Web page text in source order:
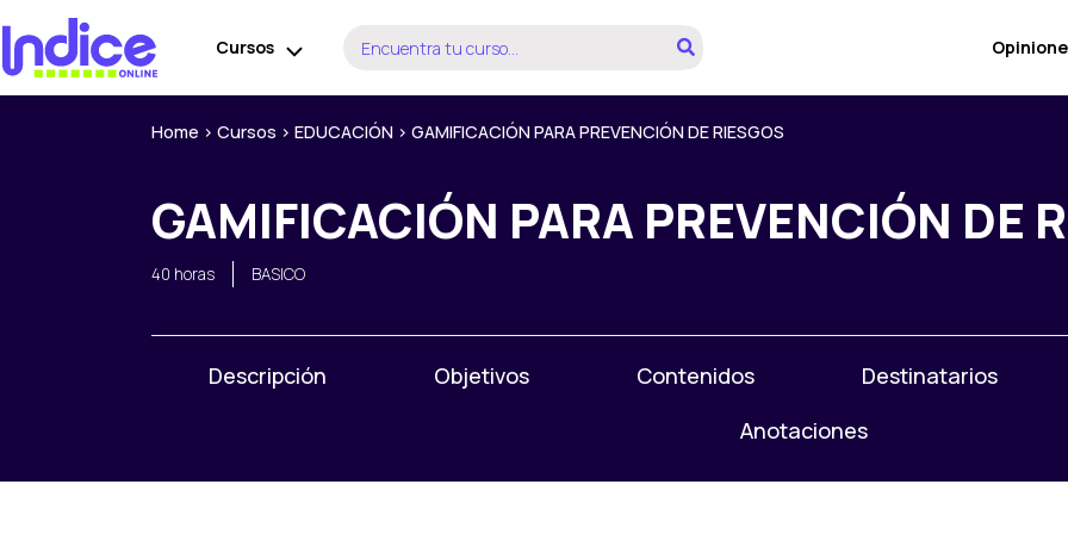
contenido
Cursos
Buscar
por:
Home > Cursos > EDUCACIÓN > GAMIFICACIÓN PARA PREVENCIÓN DE RIESGOS
GAMIFICACIÓN PARA PREVENCIÓN DE
40 horas BASICO
Descripción Objetivos Contenidos Destinatarios
Anotaciones